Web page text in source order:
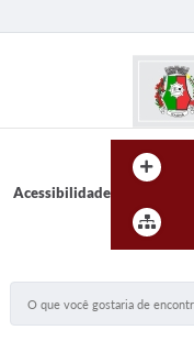
Acessibilidade